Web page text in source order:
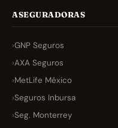
ASEGURADORAS
›GNP Seguros
›AXA Seguros
›MetLife México
›Seguros Inbursa
›Seg. Monterrey